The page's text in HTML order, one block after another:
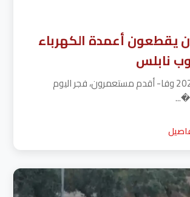
يقطعون أعمدة الكهرباء
نابلس
نابلس 17-7-2026 وفا- أقدم مستعمرون، فجر اليوم